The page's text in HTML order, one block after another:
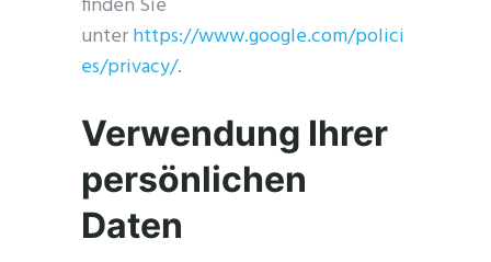
unterhttps://www.google.com/polici
es/privacy/.
Verwendung Ihrer
persönlichen
Daten